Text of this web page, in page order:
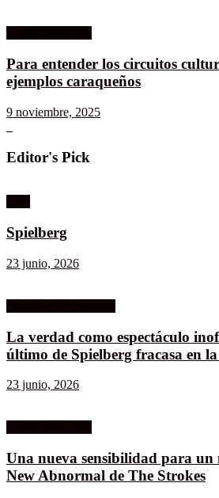
Para entender los circuitos
ejemplos caraqueños
9 noviembre, 2025
Editor's Pick
Spielberg
23 junio, 2026
La verdad como espectáculo
último de Spielberg fracasa en
23 junio, 2026
Una nueva sensibilidad para
New Abnormal de The Strokes